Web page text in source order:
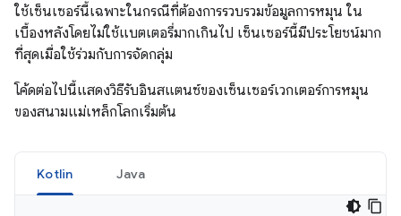
ใช้เซ็นเซอร์นี้เฉพาะในกรณีที่ต้องการรวบรวมข้อมูลการหมุน ใน
เบื้องหลังโดยไม่ใช้แบตเตอรี่มากเกินไป เซ็นเซอร์นี้มีประโยชน์มาก
ที่สุดเมื่อใช้ร่วมกับการจัดกลุ่ม
โค้ดต่อไปนี้แสดงวิธีรับอินสแตนซ์ของเซ็นเซอร์เวกเตอร์การหมุน
ของสนามแม่เหล็กโลกเริ่มต้น
Kotlin Java